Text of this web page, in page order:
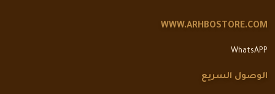
WWW.ARHBOSTORE.COM
WhatsAPP
الوصول السريع